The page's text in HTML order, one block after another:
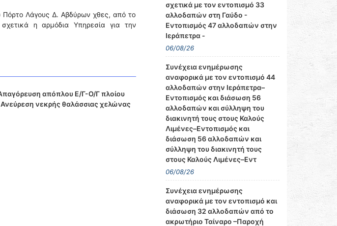
Πόρτο Λάγους Δ. Αβδύρων χθες, από το
η αρμόδια Υπηρεσία για την
απόπλου Ε/Γ-Ο/Γ πλοίου
νεκρής θαλάσσιας χελώνας
σχετικά με τον εντοπισμό 33
αλλοδαπών στη Γαύδο -
Εντοπισμός 47 αλλοδαπών στην
Ιεράπετρα -
06/08/26
Συνέχεια ενημέρωσης
αναφορικά με τον εντοπισμό 44
αλλοδαπών στην Ιεράπετρα–
Εντοπισμός και διάσωση 56
αλλοδαπών και σύλληψη του
διακινητή τους στους Καλούς
Λιμένες–Εντοπισμός και
διάσωση 56 αλλοδαπών και
σύλληψη του διακινητή τους
στους Καλούς Λιμένες–Εντ
06/08/26
Συνέχεια ενημέρωσης
αναφορικά με τον εντοπισμό και
διάσωση 32 αλλοδαπών από το
ακρωτήριο Ταίναρο –Παροχή